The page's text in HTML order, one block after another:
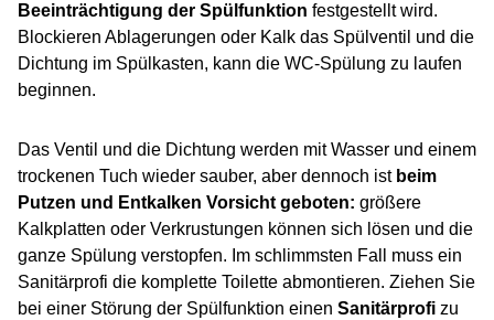
Beeinträchtigung der Spülfunktion festgestellt wird.
Blockieren Ablagerungen oder Kalk das Spülventil und die
Dichtung im Spülkasten, kann die WC-Spülung zu laufen
beginnen.
Das Ventil und die Dichtung werden mit Wasser und einem
trockenen Tuch wieder sauber, aber dennoch ist beim
Putzen und Entkalken Vorsicht geboten: größere
Kalkplatten oder Verkrustungen können sich lösen und die
ganze Spülung verstopfen. Im schlimmsten Fall muss ein
Sanitärprofi die komplette Toilette abmontieren. Ziehen Sie
bei einer Störung der Spülfunktion einen Sanitärprofi zu